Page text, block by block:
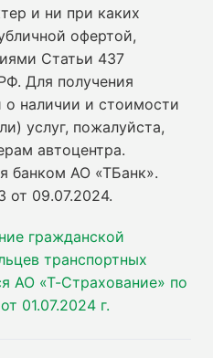
и ни при каких
офертой,
Статьи 437
Для получения
наличии и стоимости
услуг, пожалуйста,
автоцентра.
банком АО «ТБанк».
09.07.2024.
гражданской
транспортных
АО «Т-Страхование» по
01.07.2024 г.